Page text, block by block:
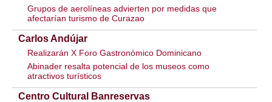
Grupos de aerolíneas advierten por medidas que
afectarían turismo de Curazao
Carlos Andújar
Realizarán X Foro Gastronómico Dominicano
Abinader resalta potencial de los museos como
atractivos turísticos
Centro Cultural Banreservas